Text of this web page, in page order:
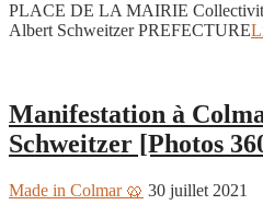
PLACE DE LA MAIRIE
Albert Schweitzer PREFECTURE
Manifestation à
Schweitzer [Photos
Made in Colmar 🥨 30 juillet 2021